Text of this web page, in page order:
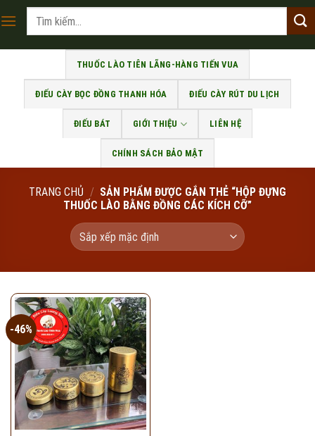
to
Tìm
THUỐC LÀO TIÊN LÃNG-HÀNG TIẾN VUA
ĐIẾU CÀY BỌC ĐỒNG THANH HÓA ĐIẾU CÀY RÚT DU LỊCH
ĐIẾU BÁT GIỚI THIỆU LIÊN HỆ
CHÍNH SÁCH BẢO MẬT
TRANG CHỦ / SẢN PHẨM ĐƯỢC GẮN THẺ “HỘP ĐỰNG
THUỐC LÀO BẰNG ĐỒNG CÁC KÍCH CỠ”
-46%